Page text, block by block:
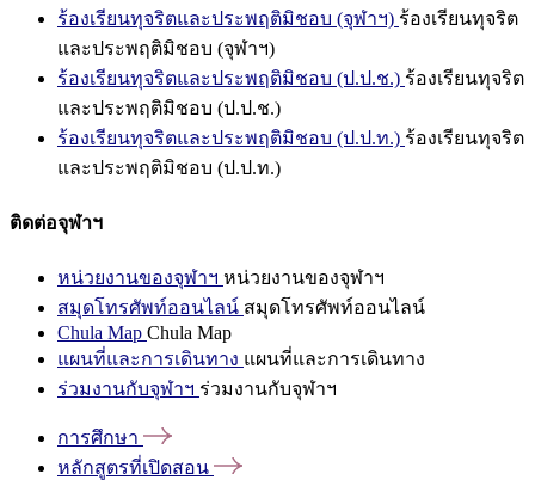
ร้องเรียนทุจริตและประพฤติมิชอบ (จุฬาฯ) ร้องเรียนทุจริต
และประพฤติมิชอบ (จุฬาฯ)
ร้องเรียนทุจริตและประพฤติมิชอบ (ป.ป.ช.) ร้องเรียนทุจริต
และประพฤติมิชอบ (ป.ป.ช.)
ร้องเรียนทุจริตและประพฤติมิชอบ (ป.ป.ท.) ร้องเรียนทุจริต
และประพฤติมิชอบ (ป.ป.ท.)
ติดต่อจุฬาฯ
หน่วยงานของจุฬาฯ หน่วยงานของจุฬาฯ
สมุดโทรศัพท์ออนไลน์ สมุดโทรศัพท์ออนไลน์
Chula Map Chula Map
แผนที่และการเดินทาง แผนที่และการเดินทาง
ร่วมงานกับจุฬาฯ ร่วมงานกับจุฬาฯ
การศึกษา
หลักสูตรที่เปิดสอน